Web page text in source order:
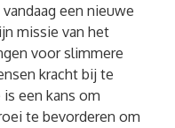
een nieuwe
missie van het
voor slimmere
kracht bij te
een kans om
te bevorderen om